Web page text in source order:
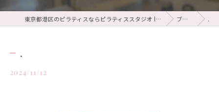
東京都港区のピラティスならピラティススタジオ lamp ブログ .
.
2024/11/12